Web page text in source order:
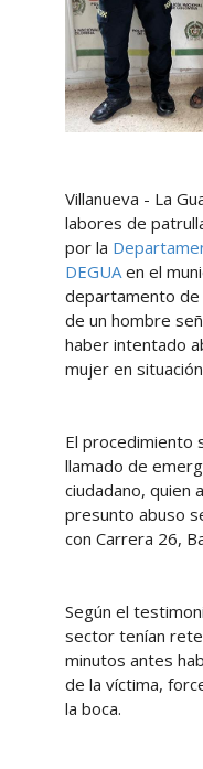
Villanueva - La
labores de
por la
DEGUAen el
departamento de
de un hombre
haber intentado
mujer en
El procedimiento
llamado de
ciudadano, quien
presunto abuso
con Carrera 26,
Según el
sector tenían
minutos antes
de la víctima,
la boca.